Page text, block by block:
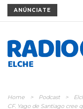
ANÚNCIATE
Home > Podcast >
CF. Yago de Santiago cree